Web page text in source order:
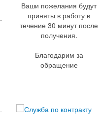
Ваши пожелания будут
приняты в работу в
течение 30 минут после
получения.
Благодарим за
обращение